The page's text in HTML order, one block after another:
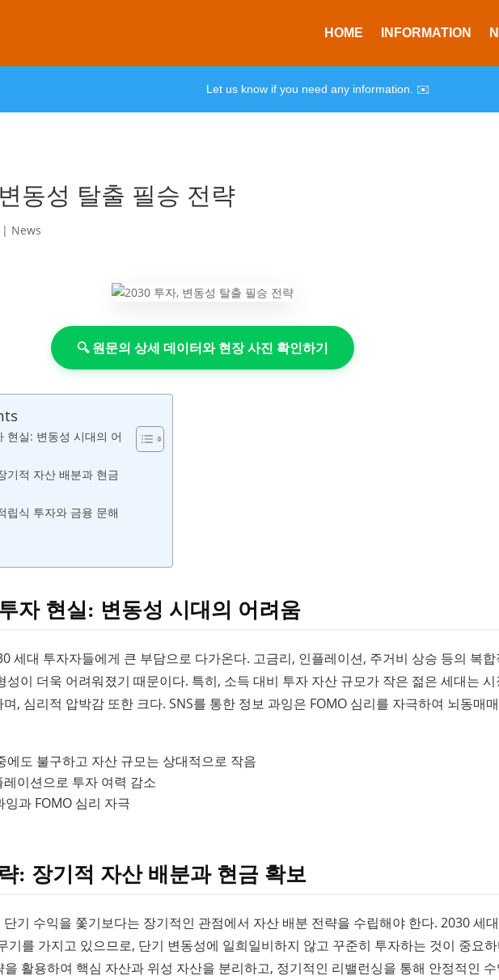
HOME INFORMATION
Let us know if you need any information. ✉️
동성 탈출 필승 전략
| News
🔍 원문의 상세 데이터와 현장 사진 확인하기
현실: 변동성 시대의 어
기적 자산 배분과 현금
립식 투자와 금융 문해
자 현실: 변동성 시대의 어려움
세대 투자자들에게 큰 부담으로 다가온다. 고금리, 인플레이션, 주거비 상승 등의 복합
성이 더욱 어려워졌기 때문이다. 특히, 소득 대비 투자 자산 규모가 작은 젊은 세대는 시
, 심리적 압박감 또한 크다. SNS를 통한 정보 과잉은 FOMO 심리를 자극하여 뇌동매
에도 불구하고 자산 규모는 상대적으로 작음
이션으로 투자 여력 감소
잉과 FOMO 심리 자극
: 장기적 자산 배분과 현금 확보
기 수익을 쫓기보다는 장기적인 관점에서 자산 배분 전략을 수립해야 한다. 2030 세
기를 가지고 있으므로, 단기 변동성에 일희일비하지 않고 꾸준히 투자하는 것이 중요
활용하여 핵심 자산과 위성 자산을 분리하고, 정기적인 리밸런싱을 통해 안정적인